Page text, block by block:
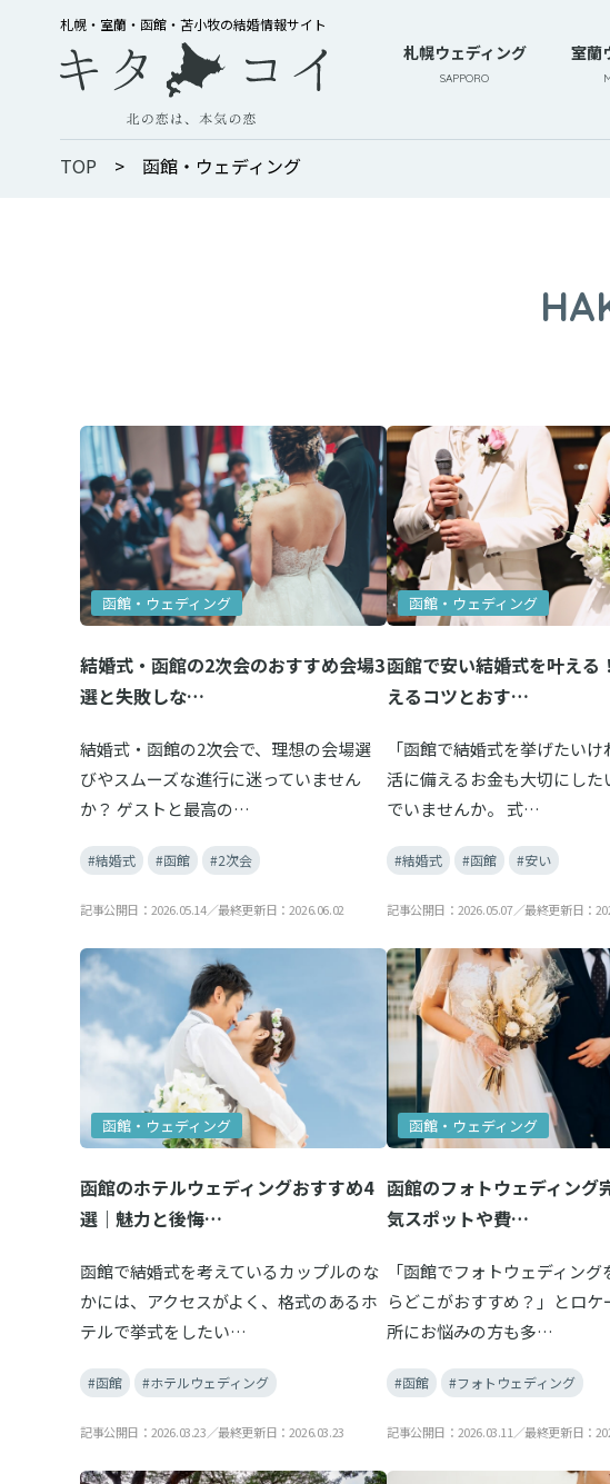
札幌・室蘭・函館・苫小牧の結婚情報サイト
札幌ウェディング
SAPPORO
室蘭
TOP > 函館・ウェディング
函館・ウェディング
結婚式・函館の2次会のおすすめ会場3
選と失敗しな…
結婚式・函館の2次会で、理想の会場選
びやスムーズな進行に迷っていません
か？ ゲストと最高の…
#結婚式 #函館 #2次会
記事公開日：2026.05.14／最終更新日：2026.06.02
函館・ウェディング
函館で安い結婚式を叶える
えるコツとおす…
「函館で結婚式を挙げたい
活に備えるお金も大切にした
でいませんか。 式…
#結婚式 #函館 #安い
記事公開日：2026.05.07／最終更新日：
函館・ウェディング
函館のホテルウェディングおすすめ4
選｜魅力と後悔…
函館で結婚式を考えているカップルのな
かには、アクセスがよく、格式のあるホ
テルで挙式をしたい…
#函館 #ホテルウェディング
記事公開日：2026.03.23／最終更新日：2026.03.23
函館・ウェディング
函館のフォトウェディング
気スポットや費…
「函館でフォトウェディン
らどこがおすすめ？」とロケ
所にお悩みの方も多…
#函館 #フォトウェディング
記事公開日：2026.03.11／最終更新日：